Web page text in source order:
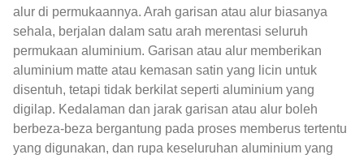
alur di permukaannya. Arah garisan atau alur biasanya
sehala, berjalan dalam satu arah merentasi seluruh
permukaan aluminium. Garisan atau alur memberikan
aluminium matte atau kemasan satin yang licin untuk
disentuh, tetapi tidak berkilat seperti aluminium yang
digilap. Kedalaman dan jarak garisan atau alur boleh
berbeza-beza bergantung pada proses memberus tertentu
yang digunakan, dan rupa keseluruhan aluminium yang